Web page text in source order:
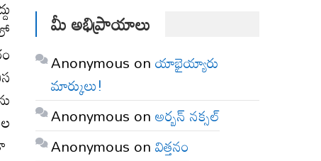
మీ అభిప్రాయాలు
Anonymous onయాభైయ్యారు
మార్కులు!
Anonymous onఅర్బన్ నక్సల్
Anonymous onవిత్తనం